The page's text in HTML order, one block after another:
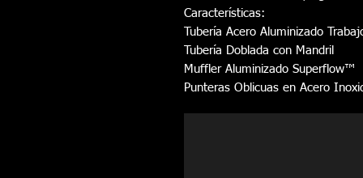
Características:
Tubería Acero Aluminizado
Tubería Doblada con Mandril
Muffler Aluminizado Superflow™
Punteras Oblicuas en Acero